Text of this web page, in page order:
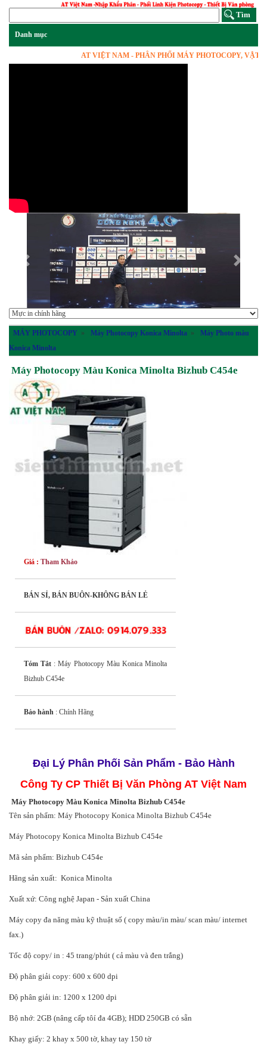
AT VIỆT NAM - PHÂN PHỐI MÁY PHOTOCOPY, VẬT TƯ
Previous Next
MÁY PHOTOCOPY » Máy Photocopy Konica Minolta »
Máy Photo màu
Konica Minolta
Máy Photocopy Màu Konica Minolta Bizhub C454e
Giá : Tham Khảo
BÁN SỈ, BÁN BUÔN-KHÔNG BÁN LẺ
Tóm Tắt : Máy Photocopy Màu Konica Minolta
Bizhub C454e
Bảo hành : Chính Hãng
Đại Lý Phân Phối Sản Phẩm - Bảo Hành
Công Ty CP Thiết Bị Văn Phòng AT Việt Nam
Máy Photocopy Màu Konica Minolta Bizhub C454e
Tên sản phẩm: Máy Photocopy Konica Minolta Bizhub C454e
Máy Photocopy Konica Minolta Bizhub C454e
Mã sản phẩm: Bizhub C454e
Hãng sản xuất: Konica Minolta
Xuất xứ: Công nghệ Japan - Sản xuất China
Máy copy đa năng màu kỹ thuật số ( copy màu/in màu/ scan màu/ internet
fax.)
Tốc độ copy/ in : 45 trang/phút ( cả màu và đen trắng)
Độ phân giải copy: 600 x 600 dpi
Độ phân giải in: 1200 x 1200 dpi
Bộ nhớ: 2GB (nâng cấp tôí đa 4GB); HDD 250GB có sẵn
Khay giấy: 2 khay x 500 tờ, khay tay 150 tờ